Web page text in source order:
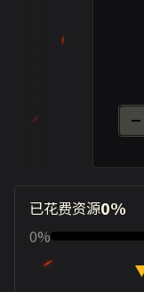
已花费资源0%
0%